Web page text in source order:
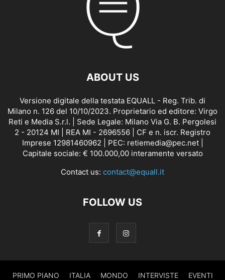
ABOUT US
Versione digitale della testata EQUALL - Reg. Trib. di
Milano n. 126 del 10/10/2023. Proprietario ed editore: Virgo
Reti e Media S.r.l. | Sede Legale: Milano Via G. B. Pergolesi
2 - 20124 MI | REA MI - 2696556 | CF e n. iscr. Registro
Imprese 12981460962 | PEC: retiemedia@pec.net |
Capitale sociale: € 100.000,00 interamente versato
Contact us: contact@equall.it
FOLLOW US
PRIMO PIANO ITALIA MONDO INTERVISTE EVENTI